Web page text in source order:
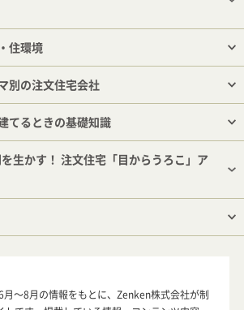
住環境
別の注文住宅会社
てるときの基礎知識
を生かす！ 注文住宅「目からうろこ」ア
～8月の情報をもとに、Zenken株式会社が制